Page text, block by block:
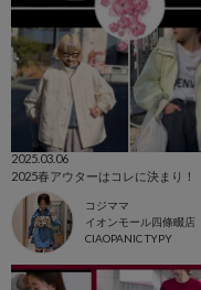
2025.03.06
2025春アウターはコレに決まり！
コジママ
イオンモール四條畷店
CIAOPANIC TYPY